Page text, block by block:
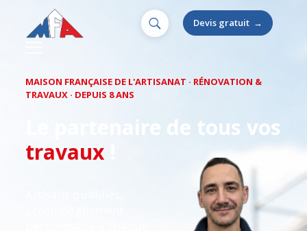
Devis gratuit →
MAISON FRANÇAISE DE L'ARTISANAT · RÉNOVATION &
TRAVAUX · DEPUIS 8 ANS
Le partenaire de tous vos
travaux